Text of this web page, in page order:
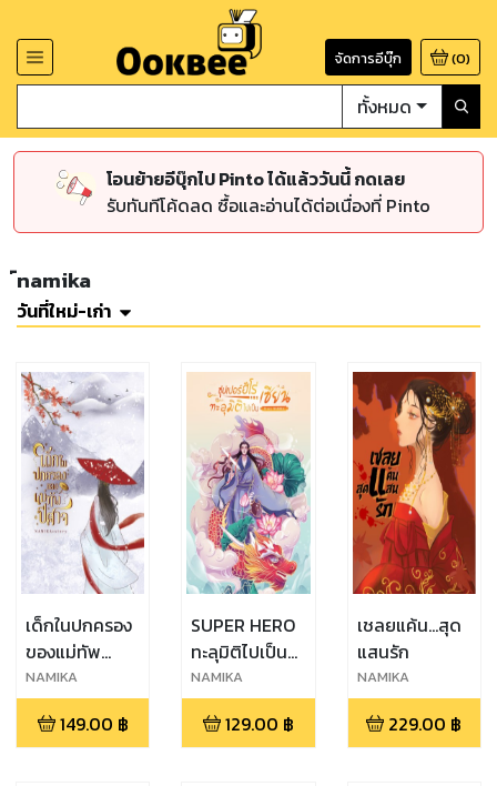
จัดการอีบุ๊ก (0)
ทั้งหมด
โอนย้ายอีบุ๊กไป Pinto ได้แล้ววันนี้ กดเลย
รับทันทีโค้ดลด ซื้อและอ่านได้ต่อเนื่องที่ Pinto
์namika
วันที่ใหม่-เก่า
เด็กในปกครอง
ของแม่ทัพ
ปีศาจ
์NAMIKA
149.00 ฿
SUPER HERO
ทะลุมิติไปเป็น
เซียน (ภาค
เมืองจุนเฟิง)
์NAMIKA
129.00 ฿
เชลยแค้น...สุด
แสนรัก
์NAMIKA
229.00 ฿